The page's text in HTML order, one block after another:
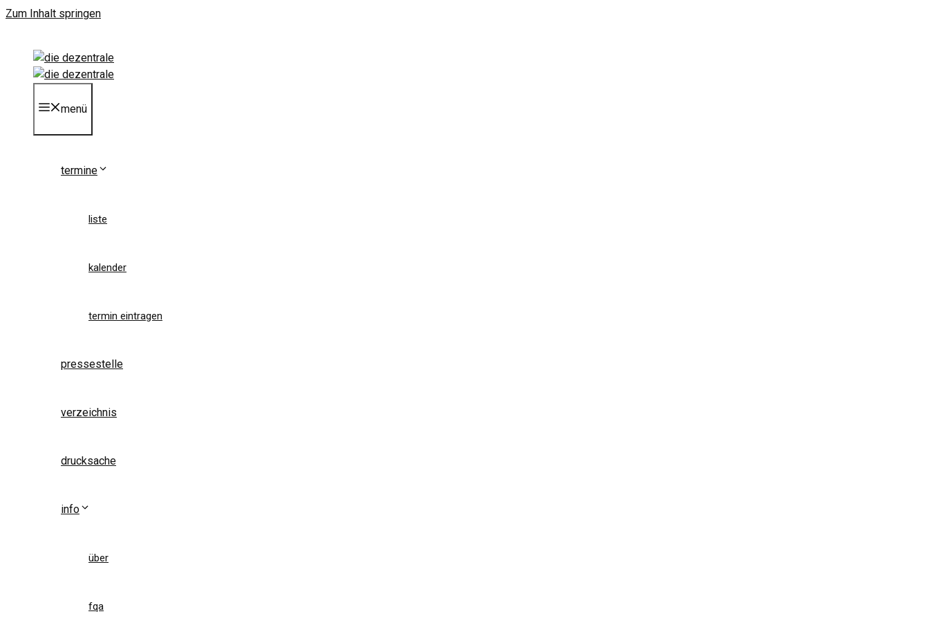
Zum Inhalt springen
menü
termine
liste
kalender
termin eintragen
pressestelle
verzeichnis
drucksache
info
über
fqa